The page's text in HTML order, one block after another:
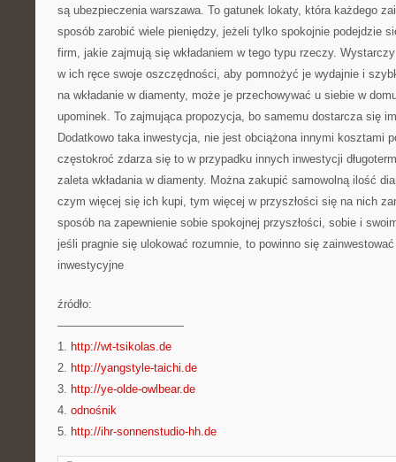
są ubezpieczenia warszawa. To gatunek lokaty, która każdego
sposób zarobić wiele pieniędzy, jeżeli tylko spokojnie podejdzie
firm, jakie zajmują się wkładaniem w tego typu rzeczy.
w ich ręce swoje oszczędności, aby pomnożyć je wydajnie i
na wkładanie w diamenty, może je przechowywać u siebie w
upominek. To zajmująca propozycja, bo samemu dostarcza się
Dodatkowo taka inwestycja, nie jest obciążona innymi kosztami
częstokroć zdarza się to w przypadku innych inwestycji
zaleta wkładania w diamenty. Można zakupić samowolną ilość
czym więcej się ich kupi, tym więcej w przyszłości się na nich
sposób na zapewnienie sobie spokojnej przyszłości, sobie i
jeśli pragnie się ulokować rozumnie, to powinno się
inwestycyjne
źródło:
———————————
1. http://wt-tsikolas.de
2. http://yangstyle-taichi.de
3. http://ye-olde-owlbear.de
4. odnośnik
5. http://ihr-sonnenstudio-hh.de